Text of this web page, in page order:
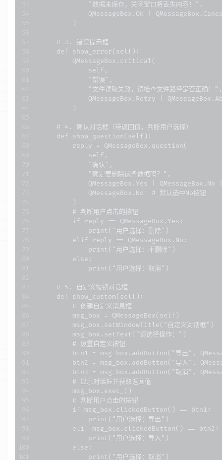
            "数据未保存，关闭窗口将丢失内容！",
QMessageBox.Ok |
        )
    # 3. 错误提示框
    def show_error(self):
        QMessageBox.critical(
            self,
            "错误",
            "文件读取失败，请检查文件路径是否正确！",
QMessageBox.Retry |
        )
    # 4. 确认对话框（带返回值，判断用户选择）
    def show_question(self):
        reply = QMessageBox.question(
            self,
            "确认",
            "确定要删除这条数据吗？",
QMessageBox.Yes | QMessageBox.No
            QMessageBox.No  # 默认选中No按钮
        )
        # 判断用户点击的按钮
        if reply == QMessageBox.Yes:
            print("用户选择：删除")
        elif reply == QMessageBox.No:
            print("用户选择：不删除")
        else:
            print("用户选择：取消")
    # 5. 自定义按钮对话框
    def show_custom(self):
        # 创建自定义消息框
        msg_box = QMessageBox(self)
        msg_box.setWindowTitle("自定义对话框")
        msg_box.setText("请选择操作：")
        # 设置自定义按钮
btn1 = msg_box.addButton("导出",
btn2 = msg_box.addButton("导入",
btn3 = msg_box.addButton("取消",
        # 显示对话框并获取返回值
        msg_box.exec_()
        # 判断用户点击的按钮
        if msg_box.clickedButton() == btn1:
            print("用户选择：导出")
        elif msg_box.clickedButton() == btn2:
            print("用户选择：导入")
        else:
            print("用户选择：取消")